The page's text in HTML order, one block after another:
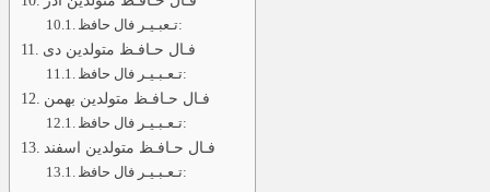
تـعبـیـر فال حافظ:
فـال حـافـظ متولدین دی
تـعـبـیـر فال حافظ:
فـال حـافـظ متولدین بهمن
تـعـبـیـر فال حافظ:
فـال حـافـظ متولدین اسفند
تـعـبـیـر فال حافظ: